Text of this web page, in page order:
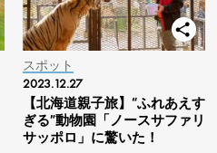
スポット
2023.12.27
【北海道親子旅】“ふれあえす
ぎる”動物園「ノースサファリ
サッポロ」に驚いた！